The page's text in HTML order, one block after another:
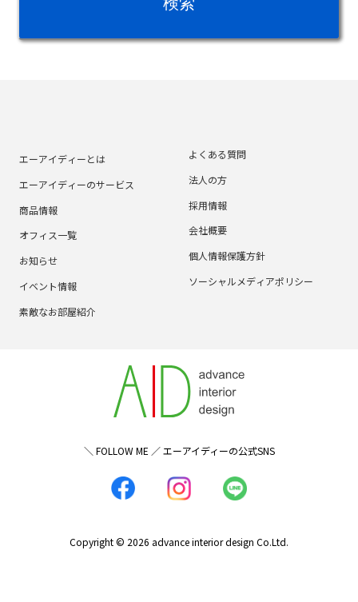
エーアイディーとは
エーアイディーのサービス
商品情報
オフィス一覧
お知らせ
イベント情報
素敵なお部屋紹介
よくある質問
法人の方
採用情報
会社概要
個人情報保護方針
ソーシャルメディアポリシー
＼ FOLLOW ME ／ エーアイディーの公式SNS
Copyright © 2026 advance interior design Co.Ltd.